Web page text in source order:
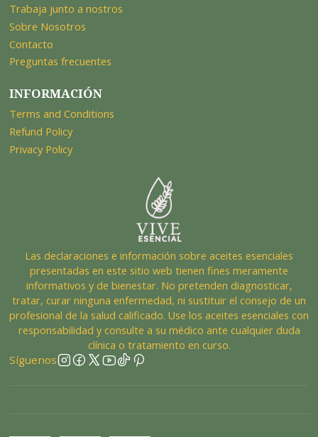
Trabaja junto a nostros
Sobre Nosotros
Contacto
Preguntas frecuentes
INFORMACIÓN
Terms and Conditions
Refund Policy
Privacy Policy
Las declaraciones e información sobre aceites esenciales
presentadas en este sitio web tienen fines meramente
informativos y de bienestar. No pretenden diagnosticar,
tratar, curar ninguna enfermedad, ni sustituir el consejo de un
profesional de la salud calificado. Use los aceites esenciales con
responsabilidad y consulte a su médico ante cualquier duda
clínica o tratamiento en curso.
Síguenos